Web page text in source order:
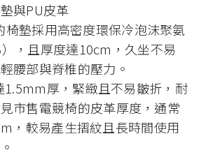
與PU皮革
墊採用高密度環保冷泡沫聚氨
，且厚度達10cm，久坐不易
腰部與脊椎的壓力。
1.5mm厚，緊緻且不易皺折，耐
市售電競椅的皮革厚度，通常
，較易產生摺紋且長時間使用